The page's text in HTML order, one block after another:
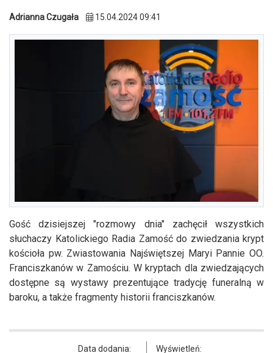
Adrianna Czugała 15.04.2024 09:41
Gość dzisiejszej "rozmowy dnia" zachęcił wszystkich
słuchaczy Katolickiego Radia Zamość do zwiedzania krypt
kościoła pw. Zwiastowania Najświętszej Maryi Pannie OO.
Franciszkanów w Zamościu. W kryptach dla zwiedzających
dostępne są wystawy prezentujące tradycję funeralną w
baroku, a także fragmenty historii franciszkanów.
Data dodania:
Wyświetleń: